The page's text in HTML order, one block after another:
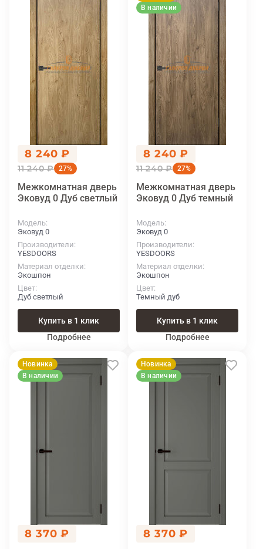
8 240 ₽
11 240 ₽ 27%
Межкомнатная дверь
Эковуд 0 Дуб светлый
Модель
Эковуд 0
Производители
YESDOORS
Материал отделки
Экошпон
Цвет
Дуб светлый
Купить в 1 клик
Подробнее
В наличии
8 240 ₽
11 240 ₽ 27%
Межкомнатная дверь
Эковуд 0 Дуб темный
Модель
Эковуд 0
Производители
YESDOORS
Материал отделки
Экошпон
Цвет
Темный дуб
Купить в 1 клик
Подробнее
Новинка
В наличии
8 370 ₽
Новинка
В наличии
8 370 ₽